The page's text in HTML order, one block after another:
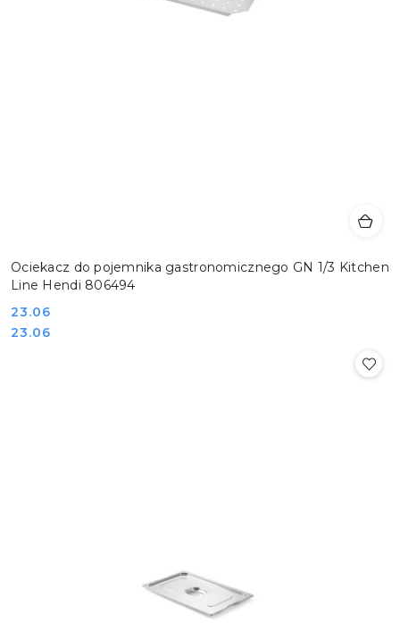
Ociekacz do pojemnika gastronomicznego GN 1/3 Kitchen
Line Hendi 806494
Cena:
23.06
Cena:
23.06